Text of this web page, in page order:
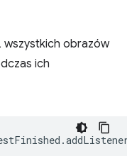
wszystkich obrazów
ich
.